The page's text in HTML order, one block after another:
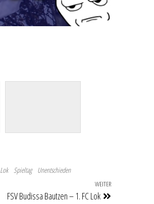
Lok Spieltag Unentschieden
Nächster Beitrag
WEITER
FSV Budissa Bautzen – 1. FC Lok